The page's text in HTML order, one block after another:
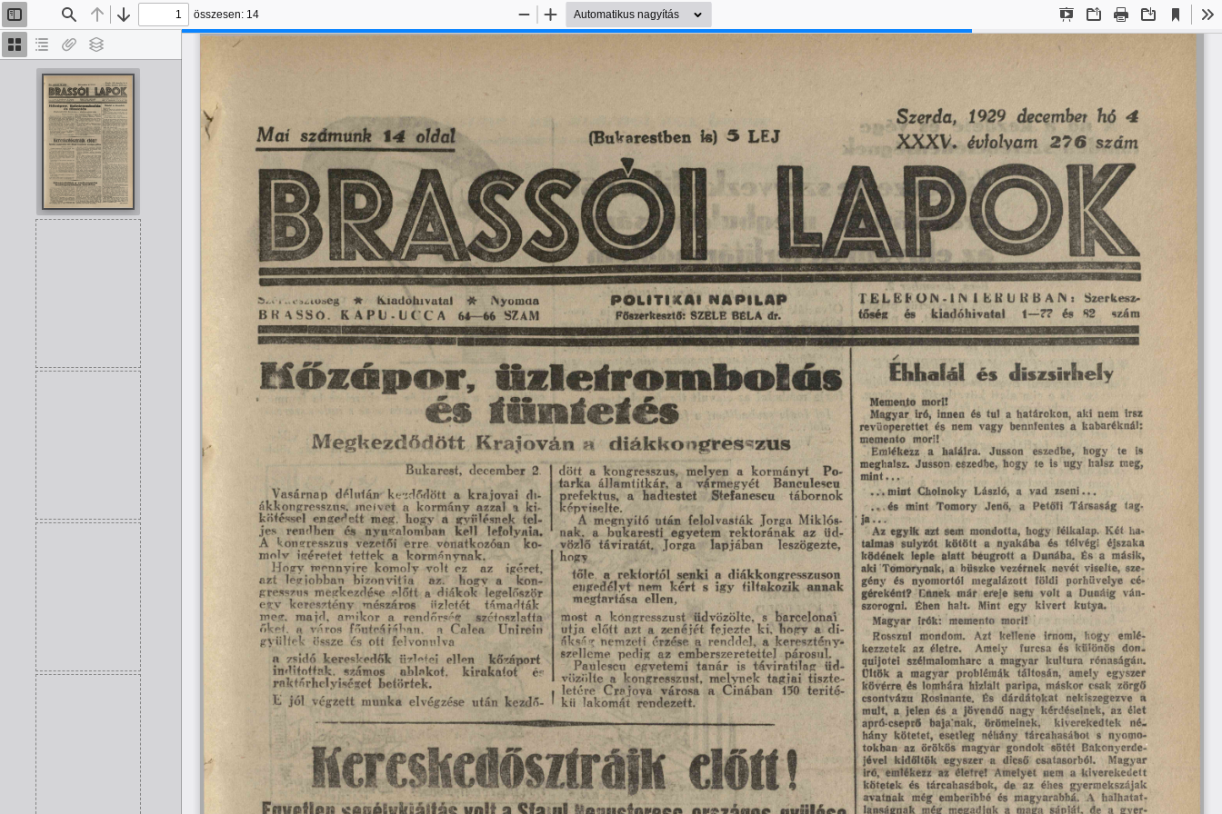
Bélyegképek
Dokumentumvázlat
Van
Rétegek
Oldalsáv
be/ki
KeresésElőzőTovább
összesen: 14
BemutatóMegnyitásNyomtatás
LetöltésAktuális
nézet
KicsinyítésNagyítás
Mai számunk 14 oldal (Bukarestben is) 5 LEJ
Szerda, 1929 december hó 4
XXXV. évfolyam 276 szám
Kiadóhivatal # Nyomaa
Sbiüavg
BRASSÓ. KAPU-UCCA 64—66 SZÁM
I
D LATOK
0
^ POLITIKAI NAPILAP
Főszerkesztő: SZELE BÉLA dr.
TELEFON-IN 1 EKU KB AN:
Szerkesz
tőség
és kiadóhivatal 1—2? és 82 szám
Eíőzúpor, jázleíromboiús
és íüníeíés
Megkezdődött Krajován a diákkongresszus
Ehhalál és díszsírhely
Bukarest, december 2
Vasárnap délután kezdődött a krajovai di-
ákkongresszus. melyet a kormány azzal a ki
kötéssel engedett meg. hogy a gyűlésnek tel
jes
rendben és nyugalomban kell
lefolynia.
A
kongresszus vezetői erre vonatkozóan
ko-
mnlv ígéretet tettek a
kormánynak.
Hogy mennyire komoly volt ez az
ígéret,
azt legjobban bizonyítja az. hogy a
kon-
gresszus megkezdése előtt a diákok legelőször
egy keresztény mészáros üzletét
támadták
meg, majd, amikor a rendőrség
szétoszlatta
őket, a város főutcájában, a Calea
Unirein
gyűltek össze és ott felvonulva
a
zsidó kereskedők üzletei ellen
kőzáport
indítottak. számos ablakot, kirakatot
é?
raktárhelyiséget betörtek.
E jól végzett munka elvégzése után kezdő-
dött a kongresszus, melyen a kormányt Po-
tarka államtitkár, a vármegyét
Banculescu
prefektus, a hadtestet Stefanescu
tábornok
képviselte.
A megnyitó után felolvasták Jorga Miklós
nak. a bukaresti egyetem rektorának az üd
vözlő táviratát. Jorga lapjában leszögezte,
hogy
tőle
a rektortól senki a diákkongresszuson
engedélyt nem kért s igy tiltakozik annak
megtartása ellen,
most a kóngresszust üdvözölte, s barcelonai
útja előtt azt a zenéjét fejezte ki. hogy a di
ákság nemzeti érzése a renddel, a keresztény-
szelleme. pedig az emberszeretettel párosul.
Paulescu
egyetemi tanár is táviratilag üd
vözölte a kongresszust, melynek tagjai tiszte
letére Crajova városa a Cinában 150 teríté
kű lakomát rendezett.
Memento móri!
Magyar iró, innen és tűi a határokon, aki nem írsz
revüoperettet és nem vagy bennfentes a kabaréknál:
memento
móri!
Emlékezz
a halálra. Jusson eszedbe, hogy te
is
meghalsz. Jusson eszedbe, hogy te is úgy halsz meg,
mint...
... mint Cholnoky László, a vad zseni...
... és mint Tomory Jenő, a Petőfi Társaság
tag.
Ja...
Az egyik azt sem mondotta, hogy félkalap. Két ha
talmas
súlyzót kötött a nyakába és télvégi
éjszaka
ködének leple alatt beugrott a Dunába. És a másik,
aki Tomorynak, a büszke vezérnek nevét viselte, sze
gény
és nyomortól megalázott földi porhüvelye
cé-
géreként?
szorogní.
Magyar
Rosszul
Ennek már ereje sem volt a Dunáig ván-
Éhen
halt. Mint egy kivert
kutya.
írók:
memento móri!
mondom.
Azt kellene írnom, hogy emlé-
lícrcskcdösztraik előtt!
kezzetek az életre. Amely furcsa és különös dón-
quijotei szélmalomharc a magyar kultúra rónaságán.
Ültök
a magyar problémák táltosán, amely
egyszer
kövérre és lomhára hizlalt paripa, máskor csak zörgő
csontvázu
Rosinante. És dárdátokat nekiszegezve
a
múlt, a jelen és a jövendő nagy kérdéseinek, az élet
apró-cseprő
bajinak, örömeinek, kiverekedtek
né­
hány kötetet, esetleg néhány tárcahasábot s nyomo
tokban az örökös magyar gondok sötét
Bakonyerde-
jével
kidőltök egyszer a dicső csatasorból.
Magyar
iró, emlékezz az életre! Amelyet nem a kiverekedett
kötetek és tárcahasábok, de az éhes gyermekszájak
avatnak
még emberibbé és magyarabbá. A
halhatat,
lanságnak még megadjuk a maga sápját, de a gyer